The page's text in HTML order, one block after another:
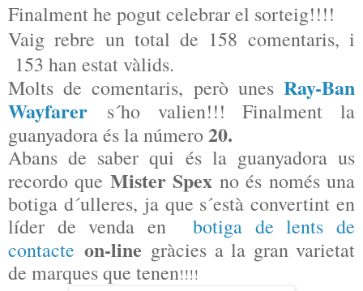
Finalment he pogut celebrar el sorteig!!!!
Vaig rebre un total de 158 comentaris, i
153 han estat vàlids.
Molts de comentaris, però unes Ray-Ban
Wayfarer
s´ho valien!!!
Finalment la
guanyadora és la número20.
Abans de saber qui és la guanyadora us
recordo que Mister Spex no és només una
botiga d´ulleres, ja que s´està convertint en
líder de venda enbotiga de lents de
contacte on-line gràcies a la gran varietat
de marques que tenen!!!!